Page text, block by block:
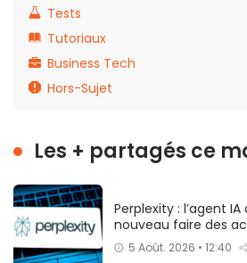
Tests
Tutoriaux
Business Tech
Hors-Sujet
Les + partagés ce
Perplexity : l’agent
nouveau faire des
5 Août. 2026 • 12:40